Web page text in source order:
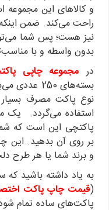
و کالاهای این مجموعه
راحت می‌کند. ضمن اینکه
نیز هست؛ پس شما
بدون واسطه و با
در مجموعه چاپی
بسته‌های
نوع پاکت مصرف بسیار
استفاده می‌گردد. یک
پاکتچی این است که
بر روی آن بدهید. این
و برند شما یا هر طرح
به یاد داشته باشید
(قیمت چاپ پاکت
پاکت‌های ساده تمام